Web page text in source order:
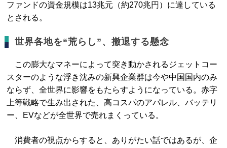
ファンドの資金規模は13兆元（約270兆円）に達している
とされる。
世界各地を“荒らし”、撤退する懸念
この膨大なマネーによって突き動かされるジェットコー
スターのような浮き沈みの新興企業群は今や中国国内のみ
ならず、全世界に影響をもたらすようになっている。赤字
上等戦略で生み出された、高コスパのアパレル、バッテリ
ー、EVなどが全世界で売れまくっている。
消費者の視点からすると、ありがたい話ではあるが、企